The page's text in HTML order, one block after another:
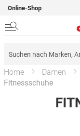
Online-Shop
Home Damen
Fitnessschuhe